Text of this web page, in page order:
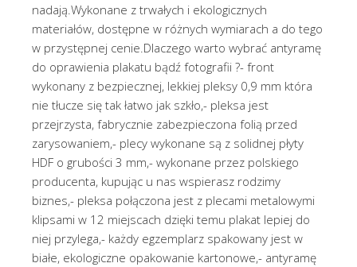
nadają.Wykonane z trwałych i ekologicznych
materiałów, dostępne w różnych wymiarach a do tego
w przystępnej cenie.Dlaczego warto wybrać antyramę
do oprawienia plakatu bądź fotografii ?- front
wykonany z bezpiecznej, lekkiej pleksy 0,9 mm która
nie tłucze się tak łatwo jak szkło,- pleksa jest
przejrzysta, fabrycznie zabezpieczona folią przed
zarysowaniem,- plecy wykonane są z solidnej płyty
HDF o grubości 3 mm,- wykonane przez polskiego
producenta, kupując u nas wspierasz rodzimy
biznes,- pleksa połączona jest z plecami metalowymi
klipsami w 12 miejscach dzięki temu plakat lepiej do
niej przylega,- każdy egzemplarz spakowany jest w
białe, ekologiczne opakowanie kartonowe,- antyramę